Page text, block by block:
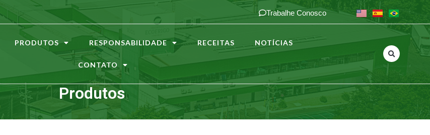
Trabalhe Conosco
PRODUTOS RESPONSABILIDADE RECEITAS NOTÍCIAS
CONTATO
Produtos